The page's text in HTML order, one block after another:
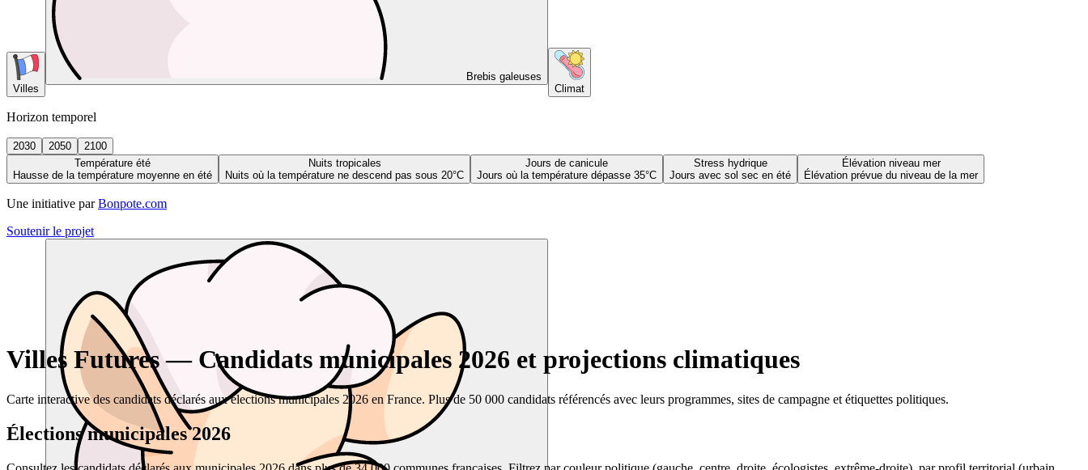
Villes
Brebis galeuses
Climat
Horizon temporel
2030 2050
2100
Température été
Hausse de la température moyenne en été
Nuits tropicales
Nuits où la température ne descend pas sous 20°C
Jours de canicule
Jours où la température dépasse 35°C
Stress hydrique
Jours avec sol sec en été
Élévation niveau mer
Élévation prévue du niveau de la mer
Une initiative par Bonpote.com
Soutenir le projet
Villes Futures — Candidats municipales 2026 et projections climatiques
Carte interactive des candidats déclarés aux élections municipales 2026 en France. Plus de 50 000 candidats référencés avec leurs programmes, sites de campagne et étiquettes politiques.
Élections municipales 2026